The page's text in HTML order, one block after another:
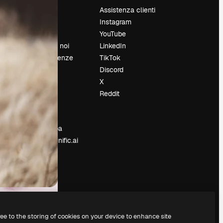
Recensioni
Lavora con noi
Cerca tendenze
Eventi
Slidesgo
Vendi i tuoi
contenuti
Sala stampa
Cerchi magnific.ai
Assistenza clienti
Instagram
YouTube
LinkedIn
TikTok
Discord
X
Reddit
to the storing of cookies on your device to enhance site